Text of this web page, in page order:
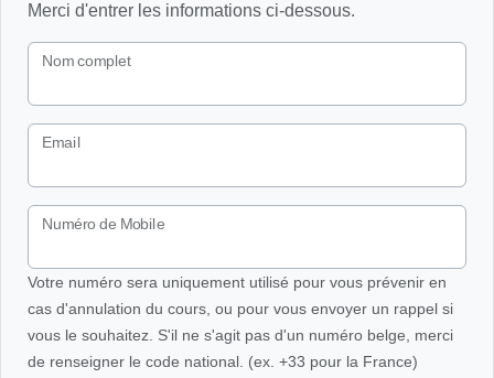
Merci d'entrer les informations ci-dessous.
Nom complet
Email
Numéro de Mobile
Votre numéro sera uniquement utilisé pour vous prévenir en
cas d'annulation du cours, ou pour vous envoyer un rappel si
vous le souhaitez. S'il ne s'agit pas d'un numéro belge, merci
de renseigner le code national. (ex. +33 pour la France)